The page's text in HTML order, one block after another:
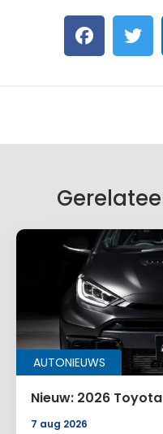
AUTONIEUWS
Nieuw: 2026
7 aug 2026